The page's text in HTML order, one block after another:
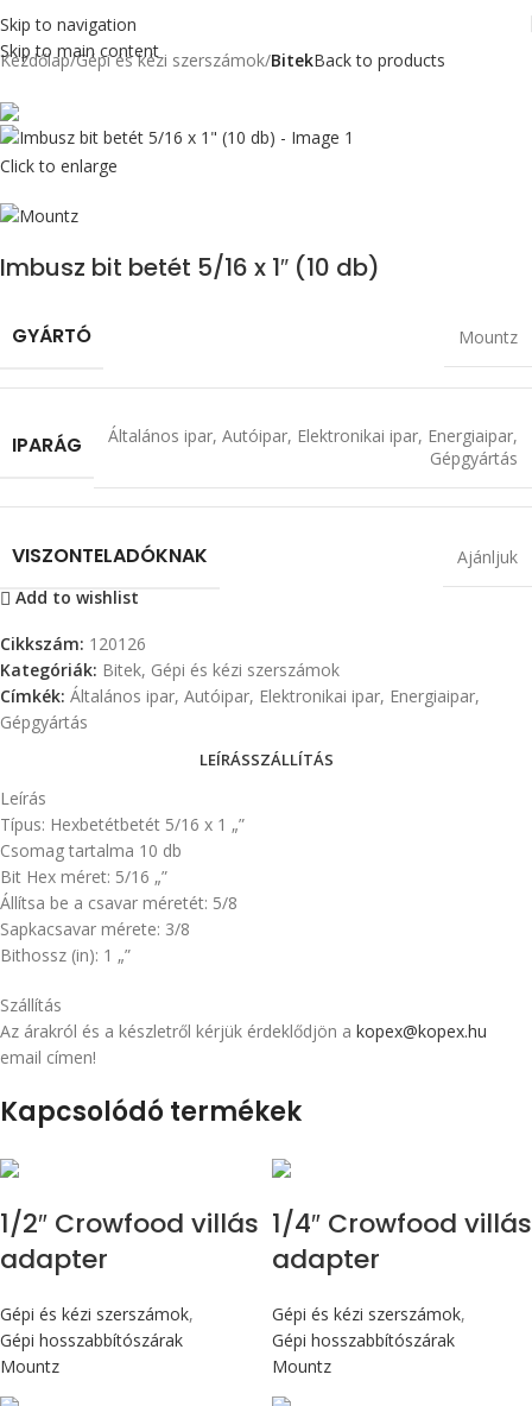
Skip to navigation
Skip to main content
Kezdőlap Gépi és kézi szerszámok BitekBack to products
Click to enlarge
Imbusz bit betét 5/16 x 1″ (10 db)
GYÁRTÓ Mountz
IPARÁG Általános ipar, Autóipar, Elektronikai ipar, Energiaipar,
Gépgyártás
VISZONTELADÓKNAK
Ajánljuk
Add to wishlist
Cikkszám: 120126
Kategóriák: Bitek, Gépi és kézi szerszámok
Címkék: Általános ipar, Autóipar, Elektronikai ipar, Energiaipar,
Gépgyártás
LEÍRÁSSZÁLLÍTÁS
Leírás
Típus: Hexbetétbetét 5/16 x 1 „”
Csomag tartalma 10 db
Bit Hex méret: 5/16 „”
Állítsa be a csavar méretét: 5/8
Sapkacsavar mérete: 3/8
Bithossz (in): 1 „”
Szállítás
Az árakról és a készletről kérjük érdeklődjön a kopex@kopex.hu
email címen!
Kapcsolódó termékek
1/2″ Crowfood villás
adapter
Gépi és kézi szerszámok,
Gépi hosszabbítószárak
Mountz
1/4″ Crowfood villás
adapter
Gépi és kézi szerszámok,
Gépi hosszabbítószárak
Mountz